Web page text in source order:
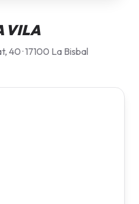
VILA
40 · 17100 La Bisbal